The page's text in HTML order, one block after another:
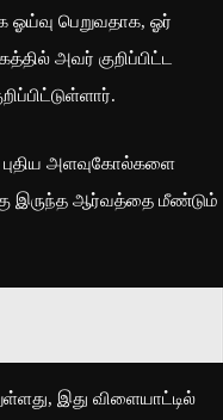
ஓய்வு பெறுவதாக, ஓர்
அவர் குறிப்பிட்ட
புதிய அளவுகோல்களை
இருந்த ஆர்வத்தை மீண்டும்
இது விளையாட்டில்